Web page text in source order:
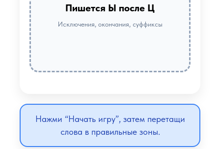
Пишется Ы после Ц
Исключения, окончания, суффиксы
Нажми “Начать игру”, затем перетащи
слова в правильные зоны.